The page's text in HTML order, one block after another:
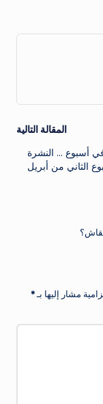
المقالة التالية
أسبوع … النشرة
الثاني من أبريل
مشار إليها بـ*